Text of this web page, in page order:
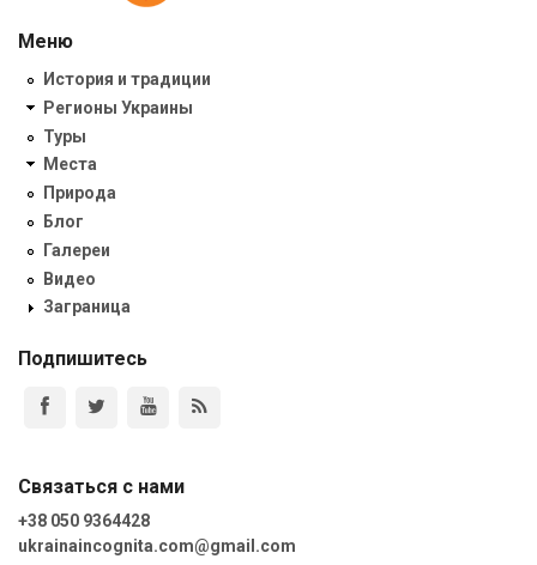
Меню
История и традиции
Регионы Украины
Туры
Места
Природа
Блог
Галереи
Видео
Заграница
Подпишитесь
Связаться с нами
+38 050 9364428
ukrainaincognita.com@gmail.com